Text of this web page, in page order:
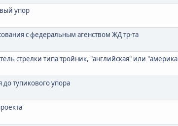
упор
с федеральным агенством ЖД тр-та
стрелки типа тройник, "английская" или
до тупикового упора